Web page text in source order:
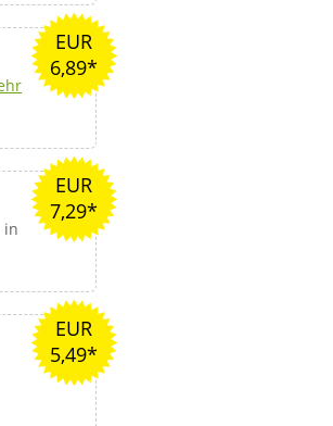
EUR
6,89*
EUR
7,29*
in
EUR
5,49*